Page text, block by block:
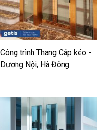
Công trình Thang Cáp kéo -
Dương Nội, Hà Đông